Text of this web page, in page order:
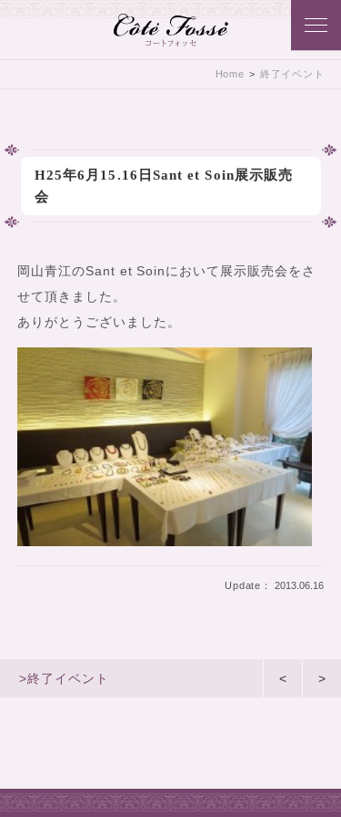
Home > 終了イベント
H25年6月15.16日Sant et Soin展示販売
会
岡山青江のSant et Soinにおいて展示販売会をさ
せて頂きました。
ありがとうございました。
Update：2013.06.16
>終了イベント < >